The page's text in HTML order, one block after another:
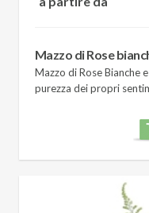
Mazzo di Rose
Mazzo di Rose Bianche
purezza dei propri